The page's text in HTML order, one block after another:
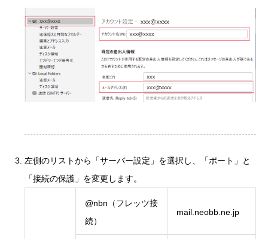
左側のリストから「サーバー設定」を選択し、「ポート」と
「接続の保護」を変更します。
@nbn（フレッツ接
続）
mail.neobb.ne.jp